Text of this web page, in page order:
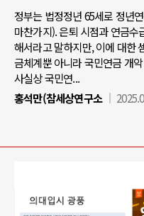
정부는 법정정년 65세로 정년
마찬가지). 은퇴 시점과 연금
해서라고 말하지만, 이에 대한
금체계뿐 아니라 국민연금 개
사실상 국민연...
홍석만(참세상연구소